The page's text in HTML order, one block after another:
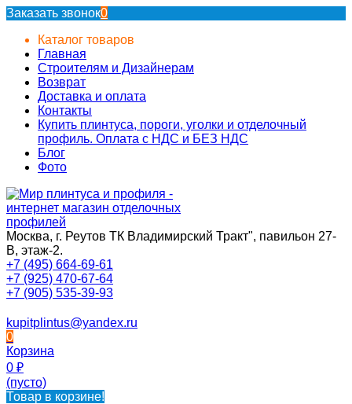
Заказать звонок0
Каталог товаров
Главная
Строителям и Дизайнерам
Возврат
Доставка и оплата
Контакты
Купить плинтуса, пороги, уголки и отделочный
профиль. Оплата с НДС и БЕЗ НДС
Блог
Фото
Москва, г. Реутов ТК Владимирский Тракт", павильон 27-
В, этаж-2.
+7 (495) 664-69-61
+7 (925) 470-67-64
+7 (905) 535-39-93
kupitplintus@yandex.ru
0
Корзина
0 ₽
(пусто)
Товар в корзине!